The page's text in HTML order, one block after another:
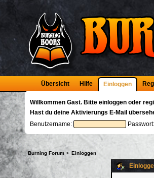
Übersicht Hilfe Einloggen
Willkommen Gast. Bitte einloggen oder
Hast du deine Aktivierungs E-Mail
Benutzername:
Passwort:
Burning Forum > Einloggen